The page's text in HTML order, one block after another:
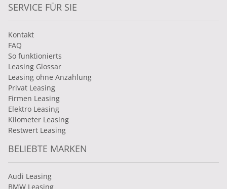
SERVICE FÜR SIE
Kontakt
FAQ
So funktionierts
Leasing Glossar
Leasing ohne Anzahlung
Privat Leasing
Firmen Leasing
Elektro Leasing
Kilometer Leasing
Restwert Leasing
BELIEBTE MARKEN
Audi Leasing
BMW Leasing